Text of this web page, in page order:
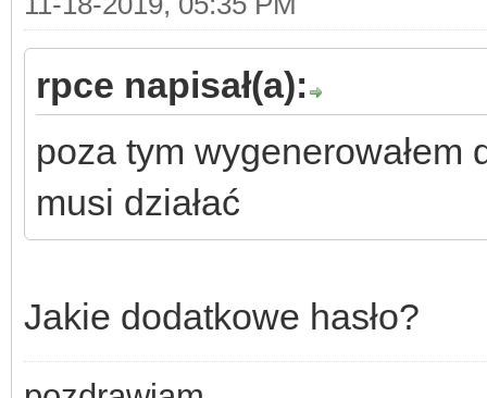
rpce napisał(a):
poza tym wygenerowałem
musi działać
Jakie dodatkowe hasło?